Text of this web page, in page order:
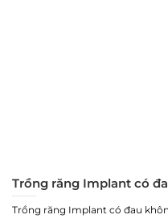
Trồng răng Implant có
Trồng răng Implant có đau